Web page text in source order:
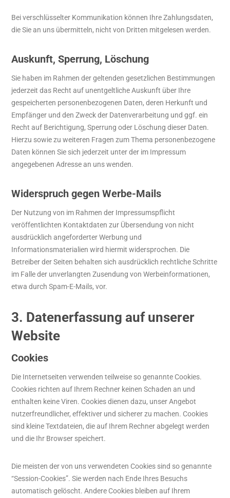
Bei verschlüsselter Kommunikation können Ihre Zahlungsdaten,
die Sie an uns übermitteln, nicht von Dritten mitgelesen werden.
Auskunft, Sperrung, Löschung
Sie haben im Rahmen der geltenden gesetzlichen Bestimmungen
jederzeit das Recht auf unentgeltliche Auskunft über Ihre
gespeicherten personenbezogenen Daten, deren Herkunft und
Empfänger und den Zweck der Datenverarbeitung und ggf. ein
Recht auf Berichtigung, Sperrung oder Löschung dieser Daten.
Hierzu sowie zu weiteren Fragen zum Thema personenbezogene
Daten können Sie sich jederzeit unter der im Impressum
angegebenen Adresse an uns wenden.
Widerspruch gegen Werbe-Mails
Der Nutzung von im Rahmen der Impressumspflicht
veröffentlichten Kontaktdaten zur Übersendung von nicht
ausdrücklich angeforderter Werbung und
Informationsmaterialien wird hiermit widersprochen. Die
Betreiber der Seiten behalten sich ausdrücklich rechtliche Schritte
im Falle der unverlangten Zusendung von Werbeinformationen,
etwa durch Spam-E-Mails, vor.
3. Datenerfassung auf unserer
Website
Cookies
Die Internetseiten verwenden teilweise so genannte Cookies.
Cookies richten auf Ihrem Rechner keinen Schaden an und
enthalten keine Viren. Cookies dienen dazu, unser Angebot
nutzerfreundlicher, effektiver und sicherer zu machen. Cookies
sind kleine Textdateien, die auf Ihrem Rechner abgelegt werden
und die Ihr Browser speichert.
Die meisten der von uns verwendeten Cookies sind so genannte
“Session-Cookies”. Sie werden nach Ende Ihres Besuchs
automatisch gelöscht. Andere Cookies bleiben auf Ihrem